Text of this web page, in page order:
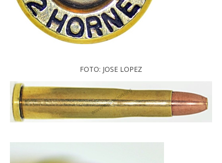
FOTO: JOSE LOPEZ